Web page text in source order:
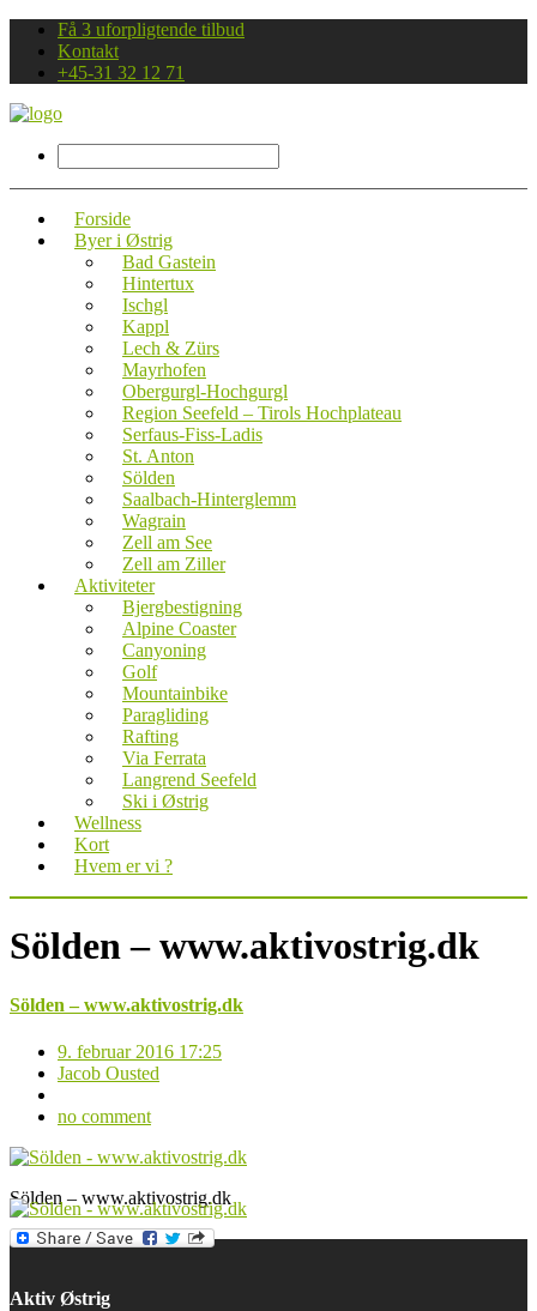
Få 3 uforpligtende tilbud
Kontakt
+45-31 32 12 71
Forside
Byer i Østrig
Bad Gastein
Hintertux
Ischgl
Kappl
Lech & Zürs
Mayrhofen
Obergurgl-Hochgurgl
Region Seefeld – Tirols Hochplateau
Serfaus-Fiss-Ladis
St. Anton
Sölden
Saalbach-Hinterglemm
Wagrain
Zell am See
Zell am Ziller
Aktiviteter
Bjergbestigning
Alpine Coaster
Canyoning
Golf
Mountainbike
Paragliding
Rafting
Via Ferrata
Langrend Seefeld
Ski i Østrig
Wellness
Kort
Hvem er vi ?
Sölden – www.aktivostrig.dk
Sölden – www.aktivostrig.dk
9. februar 2016 17:25
Jacob Ousted
no comment
Sölden – www.aktivostrig.dk
Aktiv Østrig